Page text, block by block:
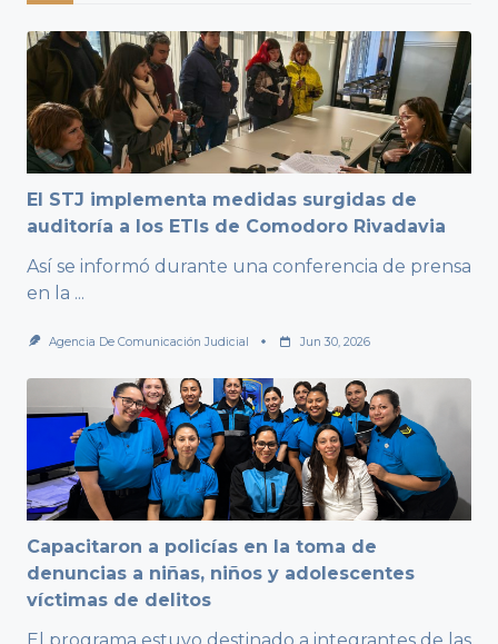
El STJ implementa medidas surgidas de
auditoría a los ETIs de Comodoro Rivadavia
Así se informó durante una conferencia de prensa
en la ...
Agencia De Comunicación Judicial Jun 30, 2026
Capacitaron a policías en la toma de
denuncias a niñas, niños y adolescentes
víctimas de delitos